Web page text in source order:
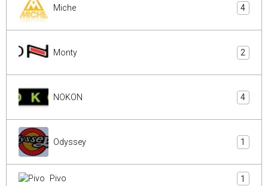
Miche 4
Monty 2
NOKON 4
Odyssey 1
Pivo 1